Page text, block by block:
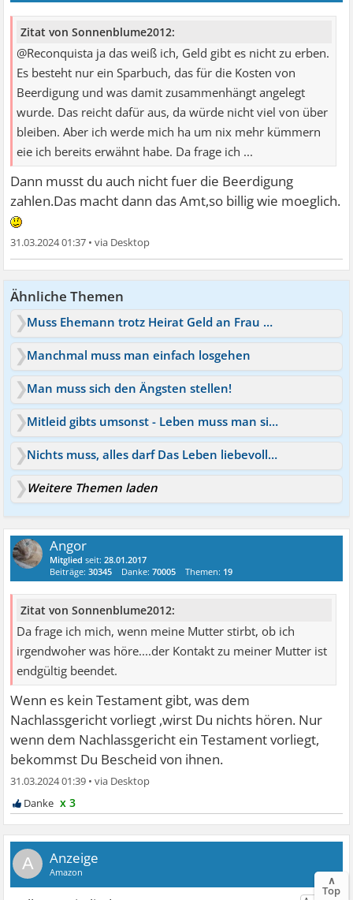
Zitat von Sonnenblume2012:
@Reconquista ja das weiß ich, Geld gibt es nicht zu erben.
Es besteht nur ein Sparbuch, das für die Kosten von
Beerdigung und was damit zusammenhängt angelegt
wurde. Das reicht dafür aus, da würde nicht viel von über
bleiben. Aber ich werde mich ha um nix mehr kümmern
eie ich bereits erwähnt habe. Da frage ich ...
Dann musst du auch nicht fuer die Beerdigung
zahlen.Das macht dann das Amt,so billig wie moeglich.
31.03.2024 01:37 •
Ähnliche Themen
Muss Ehemann trotz Heirat Geld an Frau bezahlen?
Manchmal muss man einfach losgehen
Man muss sich den Ängsten stellen!
Mitleid gibts umsonst - Leben muss man sich verdienen
Nichts muss, alles darf Das Leben liebevoll gestalten
Weitere Themen laden
Angor
Mitglied seit:28.01.2017
Beiträge:30345 Danke:70005 Themen: 19
Zitat von Sonnenblume2012:
Da frage ich mich, wenn meine Mutter stirbt, ob ich
irgendwoher was höre....der Kontakt zu meiner Mutter ist
endgültig beendet.
Wenn es kein Testament gibt, was dem
Nachlassgericht vorliegt ,wirst Du nichts hören. Nur
wenn dem Nachlassgericht ein Testament vorliegt,
bekommst Du Bescheid von ihnen.
31.03.2024 01:39 •
x 3
A
∧
Top